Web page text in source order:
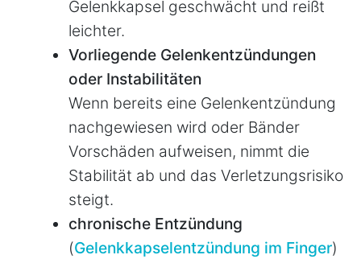
Gelenkkapsel geschwächt und reißt
leichter.
Vorliegende Gelenkentzündungen
oder Instabilitäten
Wenn bereits eine Gelenkentzündung
nachgewiesen wird oder Bänder
Vorschäden aufweisen, nimmt die
Stabilität ab und das Verletzungsrisiko
steigt.
chronische Entzündung
(Gelenkkapselentzündung im Finger)